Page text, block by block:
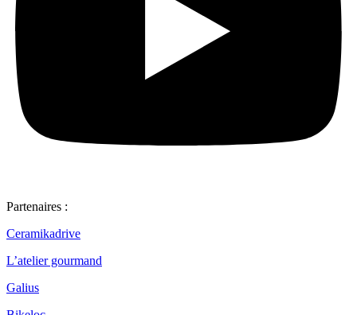
Partenaires :
Ceramikadrive
L’atelier gourmand
Galius